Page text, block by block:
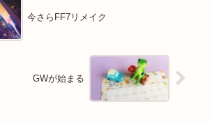
今さらFF7リメイク
GWが始まる